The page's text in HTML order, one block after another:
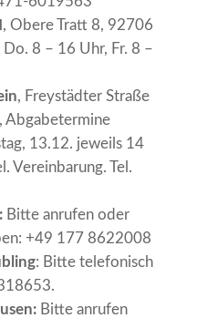
, Obere Tratt 8, 92706
8 – 16 Uhr, Fr. 8 –
, Freystädter Straße
, Abgabetermine
13.12. jeweils 14
Vereinbarung. Tel.
Bitte anrufen oder
+49 177 8622008
: Bitte telefonisch
:Bitte anrufen